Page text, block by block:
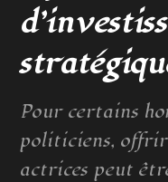
Pour certains
politiciens, offrir
actrices peut